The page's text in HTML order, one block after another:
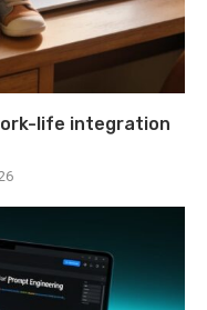
life integration